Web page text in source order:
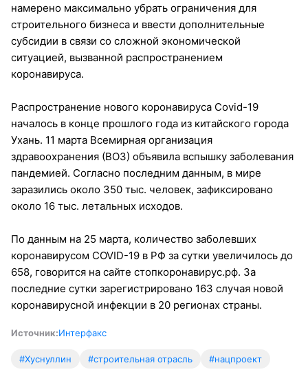
намерено максимально убрать ограничения для
строительного бизнеса и ввести дополнительные
субсидии в связи со сложной экономической
ситуацией, вызванной распространением
коронавируса.
Распространение нового коронавируса Covid-19
началось в конце прошлого года из китайского города
Ухань. 11 марта Всемирная организация
здравоохранения (ВОЗ) объявила вспышку заболевания
пандемией. Согласно последним данным, в мире
заразились около 350 тыс. человек, зафиксировано
около 16 тыс. летальных исходов.
По данным на 25 марта, количество заболевших
коронавирусом COVID-19 в РФ за сутки увеличилось до
658, говорится на сайте стопкоронавирус.рф. За
последние сутки зарегистрировано 163 случая новой
коронавирусной инфекции в 20 регионах страны.
Источник:Интерфакс
#Хуснуллин #строительная отрасль #нацпроект